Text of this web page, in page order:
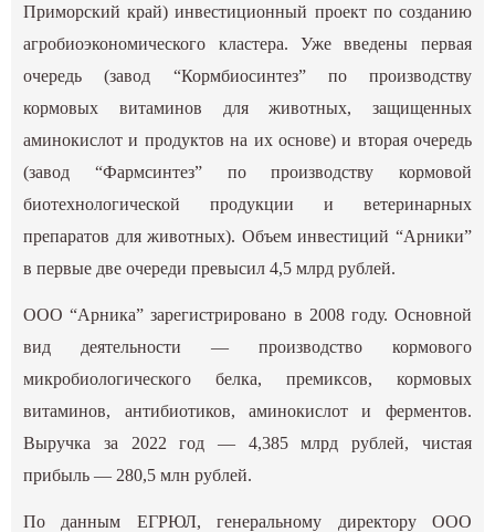
Приморский край) инвестиционный проект по созданию
агробиоэкономического кластера. Уже введены первая
очередь (завод “Кормбиосинтез” по производству
кормовых витаминов для животных, защищенных
аминокислот и продуктов на их основе) и вторая очередь
(завод “Фармсинтез” по производству кормовой
биотехнологической продукции и ветеринарных
препаратов для животных). Объем инвестиций “Арники”
в первые две очереди превысил 4,5 млрд рублей.
ООО “Арника” зарегистрировано в 2008 году. Основной
вид деятельности — производство кормового
микробиологического белка, премиксов, кормовых
витаминов, антибиотиков, аминокислот и ферментов.
Выручка за 2022 год — 4,385 млрд рублей, чистая
прибыль — 280,5 млн рублей.
По данным ЕГРЮЛ, генеральному директору ООО